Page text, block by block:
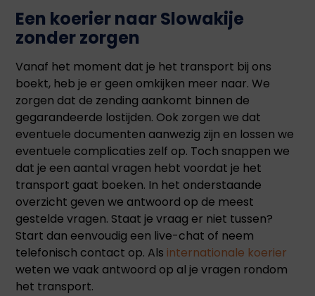
Een koerier naar Slowakije
zonder zorgen
Vanaf het moment dat je het transport bij ons
boekt, heb je er geen omkijken meer naar. We
zorgen dat de zending aankomt binnen de
gegarandeerde lostijden. Ook zorgen we dat
eventuele documenten aanwezig zijn en lossen we
eventuele complicaties zelf op. Toch snappen we
dat je een aantal vragen hebt voordat je het
transport gaat boeken. In het onderstaande
overzicht geven we antwoord op de meest
gestelde vragen. Staat je vraag er niet tussen?
Start dan eenvoudig een live-chat of neem
telefonisch contact op. Als internationale koerier
weten we vaak antwoord op al je vragen rondom
het transport.